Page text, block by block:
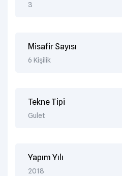
3
Misafir Sayısı
6 Kişilik
Tekne Tipi
Gulet
Yapım Yılı
2018